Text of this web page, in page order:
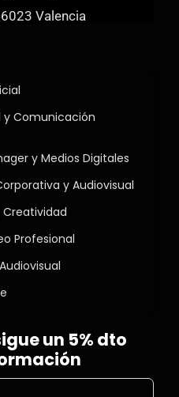
Valencia
y Comunicación
y Medios Digitales
y Audiovisual
Profesional
un 5% dto